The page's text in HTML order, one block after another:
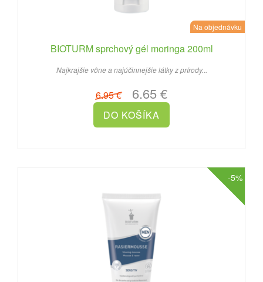
Na objednávku
BIOTURM sprchový gél moringa 200ml
Najkrajšie vône a najúčinnejšie látky z prírody...
6.95 €6.65 €
-5%